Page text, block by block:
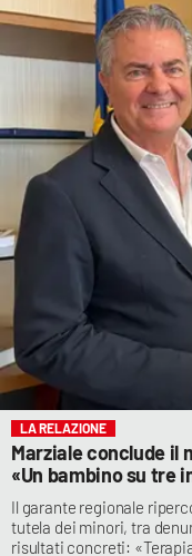
LA RELAZIONE
Marziale conclude il
«Un bambino su tre
Il garante regionale
tutela dei minori, tra
risultati concreti: